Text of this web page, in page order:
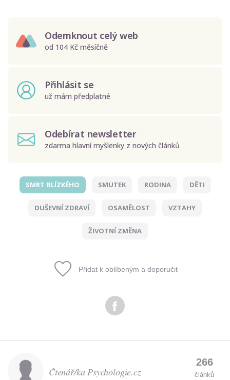
Odemknout celý web
od 104 Kč měsíčně
Přihlásit se
už mám předplatné
Odebírat newsletter
zdarma hlavní myšlenky z nových článků
SMRT BLÍZKÉHO SMUTEK RODINA DĚTI
DUŠEVNÍ ZDRAVÍ OSAMĚLOST VZTAHY
ŽIVOTNÍ ZMĚNA
Přidat k oblíbeným a doporučit
Čtenář/ka Psychologie.cz
266
článků